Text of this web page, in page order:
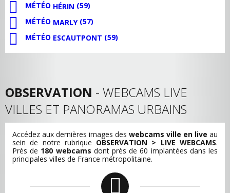
MÉTÉO HÉRIN (59)
MÉTÉO MARLY (57)
MÉTÉO ESCAUTPONT (59)
OBSERVATION - WEBCAMS LIVE
VILLES ET PANORAMAS URBAINS
Accédez aux dernières images des webcams ville en live au
sein de notre rubrique OBSERVATION > LIVE WEBCAMS.
Près de 180 webcams dont près de 60 implantées dans les
principales villes de France métropolitaine.